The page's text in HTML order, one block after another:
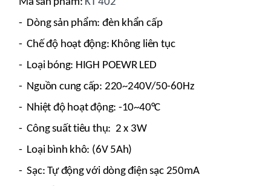
- Dòng sản phẩm: đèn khẩn cấp
- Chế độ hoạt động: Không liên tục
- Loại bóng: HIGH POEWR LED
- Nguồn cung cấp: 220~240V/50-60Hz
- Nhiệt độ hoạt động: -10~40°C
- Công suất tiêu thụ: 2 x 3W
- Loại bình khô: (6V 5Ah)
- Sạc: Tự động với dòng điện sạc 250mA